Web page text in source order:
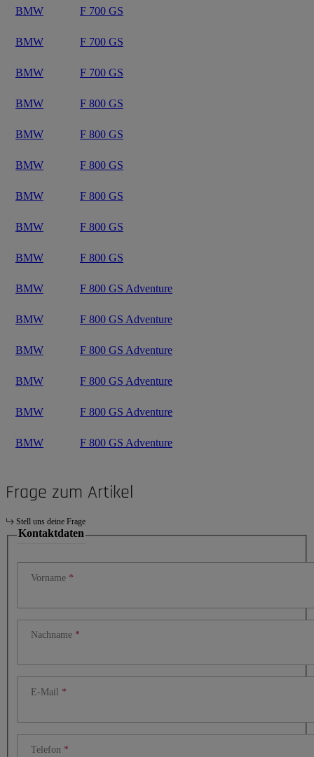
BMW F 700 GS
BMW F 700 GS
BMW F 700 GS
BMW F 800 GS
BMW F 800 GS
BMW F 800 GS
BMW F 800 GS
BMW F 800 GS
BMW F 800 GS
BMW F 800 GS Adventure
BMW F 800 GS Adventure
BMW F 800 GS Adventure
BMW F 800 GS Adventure
BMW F 800 GS Adventure
BMW F 800 GS Adventure
Frage zum Artikel
Stell uns deine Frage
Kontaktdaten
Vorname
Nachname
E-Mail
Telefon